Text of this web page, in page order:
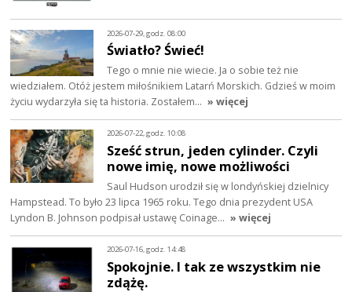
2026-07-29, godz. 08:00
Światło? Świeć!
Tego o mnie nie wiecie. Ja o sobie też nie
wiedziałem. Otóż jestem miłośnikiem Latarń Morskich. Gdzieś w moim
życiu wydarzyła się ta historia. Zostałem… » więcej
2026-07-22, godz. 10:08
Sześć strun, jeden cylinder. Czyli
nowe imię, nowe możliwości
Saul Hudson urodził się w londyńskiej dzielnicy
Hampstead. To było 23 lipca 1965 roku. Tego dnia prezydent USA
Lyndon B. Johnson podpisał ustawę Coinage… » więcej
2026-07-16, godz. 14:48
Spokojnie. I tak ze wszystkim nie
zdążę.